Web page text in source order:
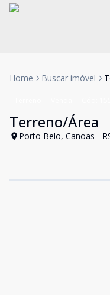
Home Buscar imóvel
Terreno/Área
Porto Belo, Canoas -